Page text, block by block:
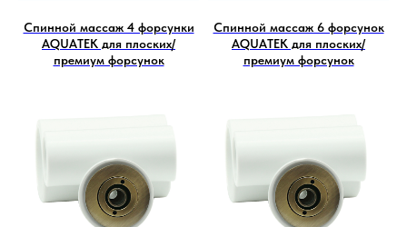
Спинной массаж 4 форсунки
AQUATEK для плоских/
премиум форсунок
Спинной массаж 6 форсунок
AQUATEK для плоских/
премиум форсунок